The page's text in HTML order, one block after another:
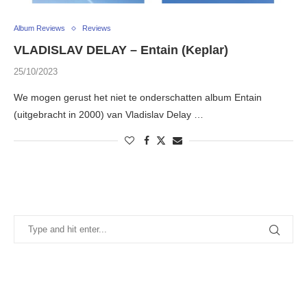
Album Reviews Reviews
VLADISLAV DELAY – Entain (Keplar)
25/10/2023
We mogen gerust het niet te onderschatten album Entain
(uitgebracht in 2000) van Vladislav Delay …